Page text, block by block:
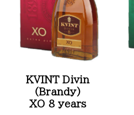
KVINT Divin
(Brandy)
XO 8 years